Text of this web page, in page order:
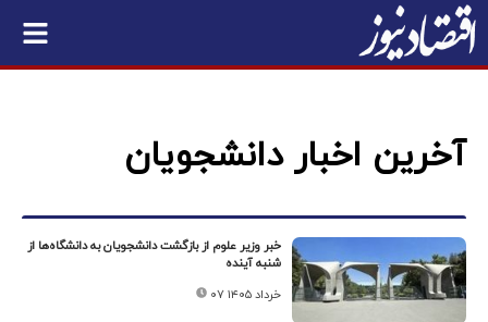
آخرین اخبار دانشجویان
خبر وزیر علوم از بازگشت دانشجویان به دانشگاه‌ها از
شنبه آینده
۰۷ خرداد ۱۴۰۵